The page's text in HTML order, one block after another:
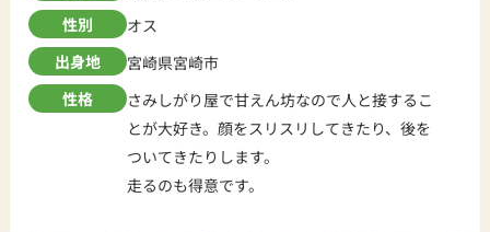
性別
オス
出身地
宮崎県宮崎市
性格
さみしがり屋で甘えん坊なので人と接するこ
とが大好き。顔をスリスリしてきたり、後を
ついてきたりします。
走るのも得意です。